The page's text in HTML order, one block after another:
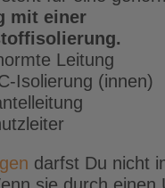
mit einer
Leitung
Isolierung (innen)
darfst Du nicht